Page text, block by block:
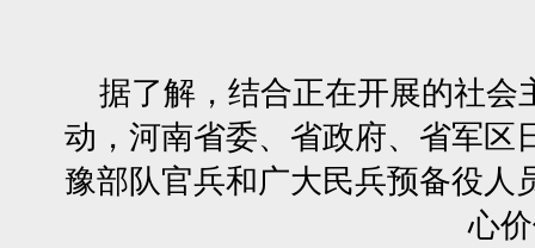
据了解，结合正在开展的社会
动，河南省委、省政府、省军区
豫部队官兵和广大民兵预备役人
心